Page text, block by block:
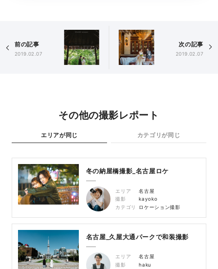
前の記事
2019.02.07
次の記事
2019.02.07
その他の撮影レポート
エリアが同じ カテゴリが同じ
冬の納屋橋撮影_名古屋ロケ
エリア
名古屋
撮影
kayoko
カテゴリ
ロケーション撮影
名古屋_久屋大通パークで和装撮影
エリア
名古屋
撮影
haku